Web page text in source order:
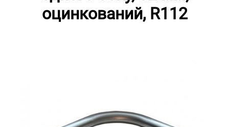
оцинкований, R112